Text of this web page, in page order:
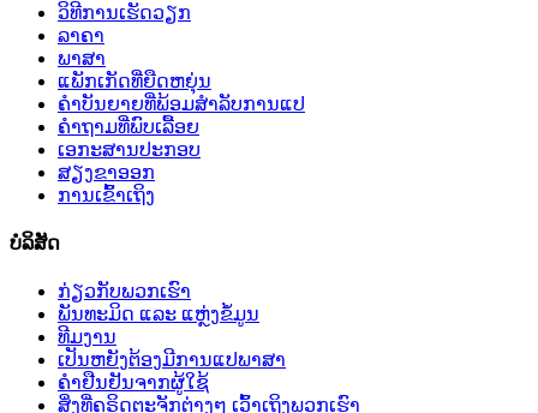
ວິທີການເຮັດວຽກ
ລາຄາ
ພາສາ
ແພັກເກັດທີ່ຍືດຫຍຸ່ນ
ຄໍາບັນຍາຍທີ່ພ້ອມສໍາລັບການແປ
ຄໍາຖາມທີ່ພົບເລື້ອຍ
ເອກະສານປະກອບ
ສຽງຂາອອກ
ການເຂົ້າເຖິງ
ບໍລິສັດ
ກ່ຽວກັບພວກເຮົາ
ພັນທະມິດ ແລະ ແຫຼ່ງຂໍ້ມູນ
ທີມງານ
ເປັນຫຍັງຕ້ອງມີການແປພາສາ
ຄໍາຢືນຢັນຈາກຜູ້ໃຊ້
ສິ່ງທີ່ຄຣິດຕະຈັກຕ່າງໆ ເວົ້າເຖິງພວກເຮົາ